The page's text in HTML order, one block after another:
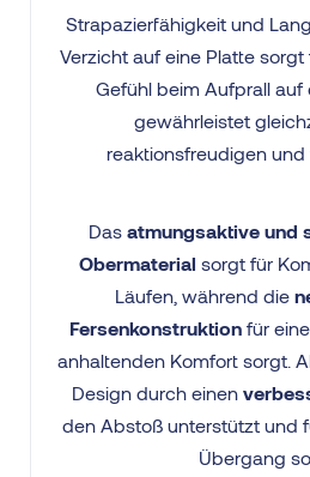
Strapazierfähigkeit und
Verzicht auf eine Platte
Gefühl beim Aufprall auf
gewährleistet
reaktionsfreudigen und
Das atmungsaktive und
Obermaterial sorgt für
Läufen, während die
Fersenkonstruktion für
anhaltenden Komfort sorgt.
Design durch einen
den Abstoß unterstützt und
Übergang